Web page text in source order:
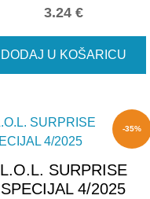
3.24 €
DODAJ U KOŠARICU
-35%
L.O.L. SURPRISE
SPECIJAL 4/2025